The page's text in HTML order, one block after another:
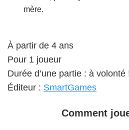
mère.
À partir de 4 ans
Pour 1 joueur
Durée d’une partie : à volonté
Éditeur : SmartGames
Comment